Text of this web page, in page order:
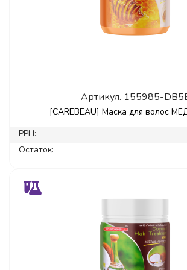
Артикул. 155985-
[CAREBEAU] Маска для волос
РРЦ:
Остаток: